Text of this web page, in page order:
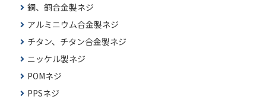
銅、銅合金製ネジ
アルミニウム合金製ネジ
チタン、チタン合金製ネジ
ニッケル製ネジ
POMネジ
PPSネジ